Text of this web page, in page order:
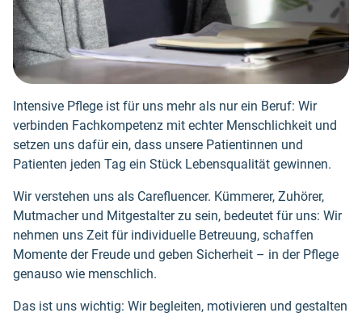
Intensive Pflege ist für uns mehr als nur ein Beruf: Wir
verbinden Fachkompetenz mit echter Menschlichkeit und
setzen uns dafür ein, dass unsere Patientinnen und
Patienten jeden Tag ein Stück Lebensqualität gewinnen.
Wir verstehen uns als Carefluencer. Kümmerer, Zuhörer,
Mutmacher und Mitgestalter zu sein, bedeutet für uns: Wir
nehmen uns Zeit für individuelle Betreuung, schaffen
Momente der Freude und geben Sicherheit – in der Pflege
genauso wie menschlich.
Das ist uns wichtig: Wir begleiten, motivieren und gestalten